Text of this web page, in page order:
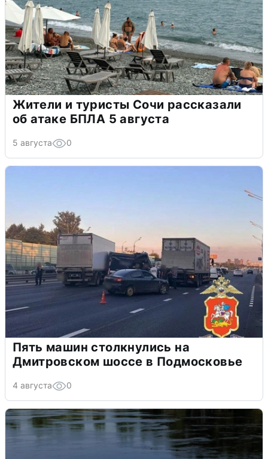
Жители и туристы Сочи рассказали
об атаке БПЛА 5 августа
5 августа 0
Пять машин столкнулись на
Дмитровском шоссе в Подмосковье
4 августа 0